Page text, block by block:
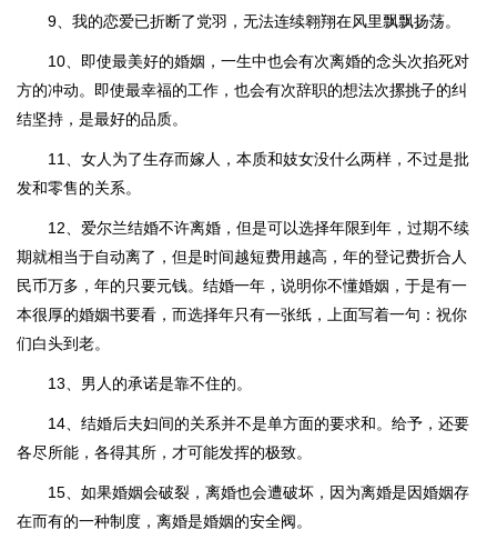
9、我的恋爱已折断了党羽，无法连续翱翔在风里飘飘扬荡。
10、即使最美好的婚姻，一生中也会有次离婚的念头次掐死对
方的冲动。即使最幸福的工作，也会有次辞职的想法次摞挑子的纠
结坚持，是最好的品质。
11、女人为了生存而嫁人，本质和妓女没什么两样，不过是批
发和零售的关系。
12、爱尔兰结婚不许离婚，但是可以选择年限到年，过期不续
期就相当于自动离了，但是时间越短费用越高，年的登记费折合人
民币万多，年的只要元钱。结婚一年，说明你不懂婚姻，于是有一
本很厚的婚姻书要看，而选择年只有一张纸，上面写着一句：祝你
们白头到老。
13、男人的承诺是靠不住的。
14、结婚后夫妇间的关系并不是单方面的要求和。给予，还要
各尽所能，各得其所，才可能发挥的极致。
15、如果婚姻会破裂，离婚也会遭破坏，因为离婚是因婚姻存
在而有的一种制度，离婚是婚姻的安全阀。